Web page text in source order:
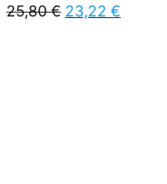
25,80€ Original
price
23,22 €